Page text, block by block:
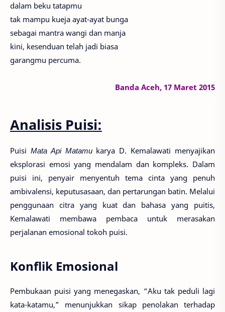
dalam beku tatapmu
tak mampu kueja ayat-ayat bunga
sebagai mantra wangi dan manja
kini, kesenduan telah jadi biasa
garangmu percuma.
Banda Aceh, 17 Maret 2015
Analisis Puisi:
Puisi Mata Api Matamukarya D. Kemalawati menyajikan
eksplorasi emosi yang mendalam dan kompleks. Dalam
puisi ini, penyair menyentuh tema cinta yang penuh
ambivalensi, keputusasaan, dan pertarungan batin. Melalui
penggunaan citra yang kuat dan bahasa yang puitis,
Kemalawati membawa pembaca untuk merasakan
perjalanan emosional tokoh puisi.
Konflik Emosional
Pembukaan puisi yang menegaskan, “Aku tak peduli lagi
kata-katamu,” menunjukkan sikap penolakan terhadap